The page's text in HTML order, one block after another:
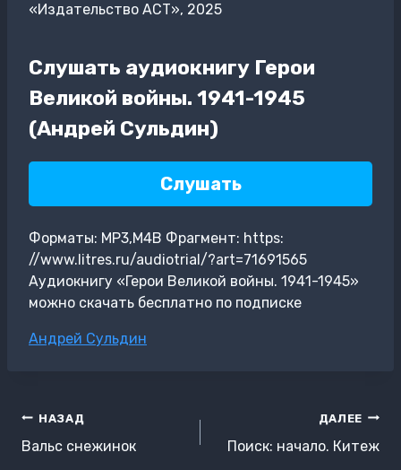
«Издательство АСТ», 2025
Слушать аудиокнигу Герои
Великой войны. 1941-1945
(Андрей Сульдин)
Слушать
Форматы: MP3,M4B Фрагмент: https:
//www.litres.ru/audiotrial/?art=71691565
Аудиокнигу «Герои Великой войны. 1941-1945»
можно скачать бесплатно по подписке
Метки
Андрей Сульдин
Навигация
по
НАЗАД
Вальс снежинок
ДАЛЕЕ
Поиск: начало. Китеж